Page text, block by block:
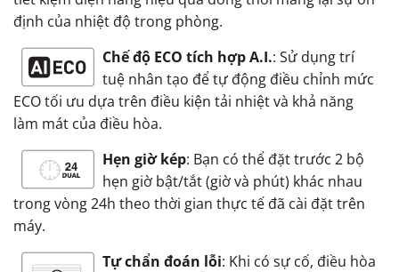
định của nhiệt độ trong phòng.
Chế độ ECO tích hợp A.I.: Sử dụng trí
tuệ nhân tạo để tự động điều chỉnh mức
ECO tối ưu dựa trên điều kiện tải nhiệt và khả năng
làm mát của điều hòa.
Hẹn giờ kép: Bạn có thể đặt trước 2 bộ
hẹn giờ bật/tắt (giờ và phút) khác nhau
trong vòng 24h theo thời gian thực tế đã cài đặt trên
máy.
Tự chẩn đoán lỗi: Khi có sự cố, điều hòa